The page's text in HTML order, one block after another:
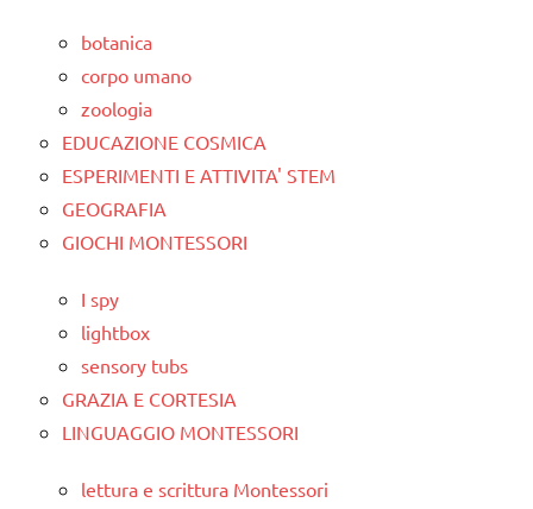
botanica
corpo umano
zoologia
EDUCAZIONE COSMICA
ESPERIMENTI E ATTIVITA' STEM
GEOGRAFIA
GIOCHI MONTESSORI
I spy
lightbox
sensory tubs
GRAZIA E CORTESIA
LINGUAGGIO MONTESSORI
lettura e scrittura Montessori